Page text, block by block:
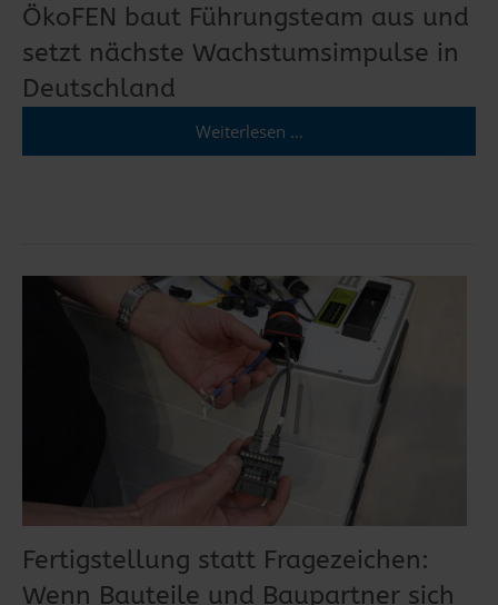
ÖkoFEN baut Führungsteam aus und
setzt nächste Wachstumsimpulse in
Deutschland
Weiterlesen …
Fertigstellung statt Fragezeichen:
Wenn Bauteile und Baupartner sich